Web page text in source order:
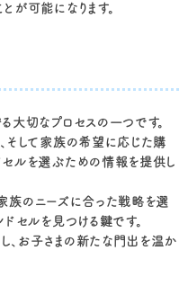
が可能になります。
大切なプロセスの一つです。
そして家族の希望に応じた購
セルを選ぶための情報を提供し
族のニーズに合った戦略を選
セルを見つける鍵です。
、お子さまの新たな門出を温か